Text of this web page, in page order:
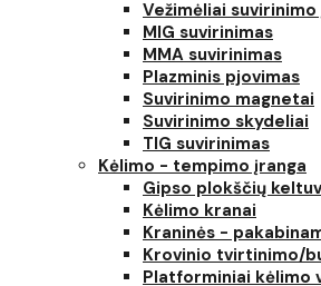
Vežimėliai suvirinimo
MIG suvirinimas
MMA suvirinimas
Plazminis pjovimas
Suvirinimo magnetai
Suvirinimo skydeliai
TIG suvirinimas
Kėlimo - tempimo įranga
Gipso plokščių
Kėlimo kranai
Kraninės -
Krovinio tvirtinimo/
Platforminiai kėlimo